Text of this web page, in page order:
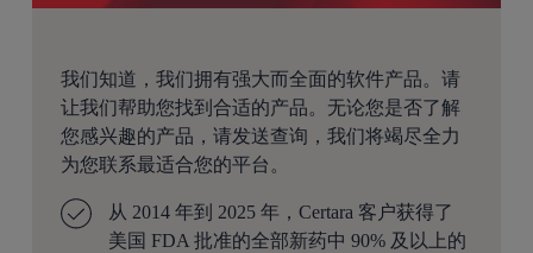
我们知道，我们拥有强大而全面的软件产品。请
让我们帮助您找到合适的产品。无论您是否了解
您感兴趣的产品，请发送查询，我们将竭尽全力
为您联系最适合您的平台。
从 2014 年到 2025 年，Certara 客户获得了
美国 FDA 批准的全部新药中 90% 及以上的